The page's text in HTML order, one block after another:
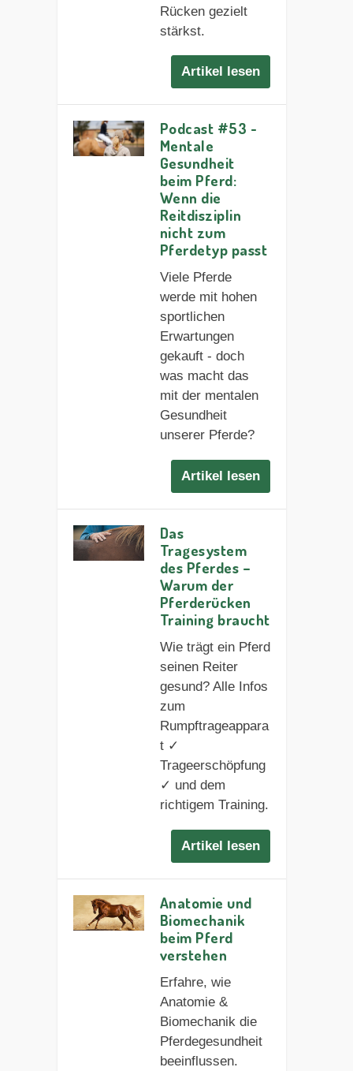
Rücken gezielt
stärkst.
Artikel lesen
Podcast #53 -
Mentale
Gesundheit
beim Pferd:
Wenn die
Reitdisziplin
nicht zum
Pferdetyp passt
Viele Pferde
werde mit hohen
sportlichen
Erwartungen
gekauft - doch
was macht das
mit der mentalen
Gesundheit
unserer Pferde?
Artikel lesen
Das
Tragesystem
des Pferdes –
Warum der
Pferderücken
Training braucht
Wie trägt ein Pferd
seinen Reiter
gesund? Alle Infos
zum
Rumpftrageappara
t ✓
Trageerschöpfung
✓ und dem
richtigem Training.
Artikel lesen
Anatomie und
Biomechanik
beim Pferd
verstehen
Erfahre, wie
Anatomie &
Biomechanik die
Pferdegesundheit
beeinflussen.